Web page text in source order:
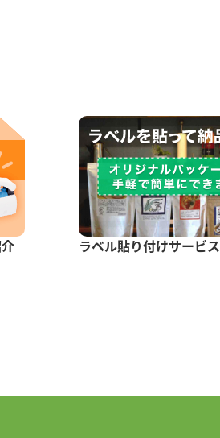
ラベル貼り付けサービス